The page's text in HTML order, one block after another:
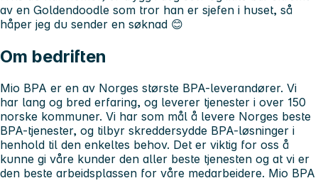
av en Goldendoodle som tror han er sjefen i huset, så
håper jeg du sender en søknad 😊
Om bedriften
Mio BPA er en av Norges største BPA-leverandører. Vi
har lang og bred erfaring, og leverer tjenester i over 150
norske kommuner. Vi har som mål å levere Norges beste
BPA-tjenester, og tilbyr skreddersydde BPA-løsninger i
henhold til den enkeltes behov. Det er viktig for oss å
kunne gi våre kunder den aller beste tjenesten og at vi er
den beste arbeidsplassen for våre medarbeidere. Mio BPA